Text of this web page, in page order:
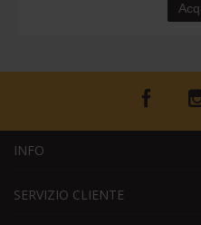
INFO
SERVIZIO CLIENTE